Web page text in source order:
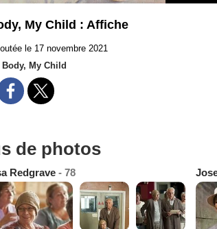
My Child : Affiche
le 17 novembre 2021
Body, My Child
de photos
Redgrave - 78